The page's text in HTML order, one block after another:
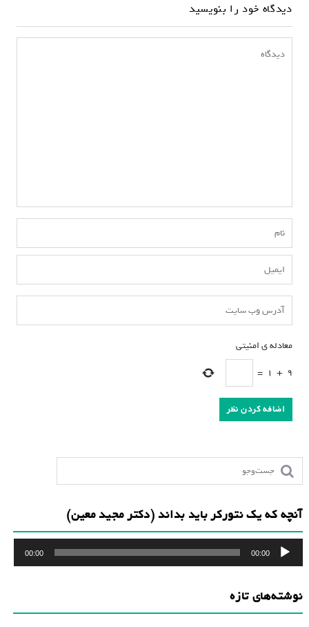
دیدگاه خود را بنویسید
معادله ی امنیتی
9
+
1
=
آنچه که یک نتورکر باید بداند (دکتر مجید معین)
پخش‌کننده
صوت
00:00
00:00
نوشته‌های تازه